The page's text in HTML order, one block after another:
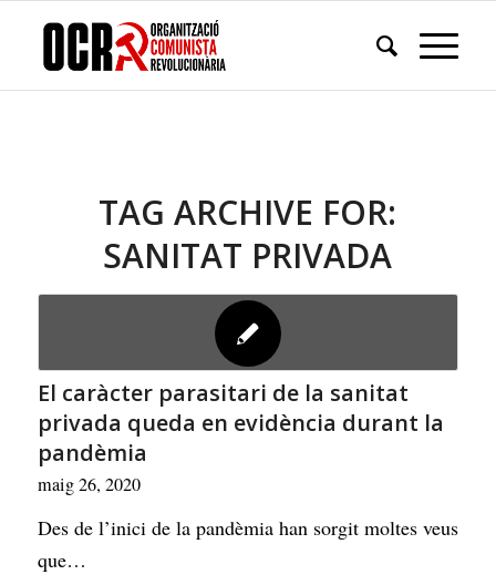
TAG ARCHIVE FOR:
SANITAT PRIVADA
El caràcter parasitari de la sanitat
privada queda en evidència durant la
pandèmia
maig 26, 2020
Des de l’inici de la pandèmia han sorgit moltes veus
que…